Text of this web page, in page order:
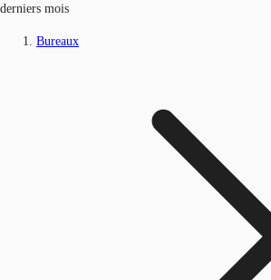
derniers mois
Bureaux